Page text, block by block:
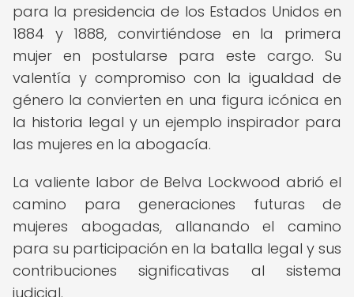
para la presidencia de los Estados Unidos en
1884 y 1888, convirtiéndose en la primera
mujer en postularse para este cargo. Su
valentía y compromiso con la igualdad de
género la convierten en una figura icónica en
la historia legal y un ejemplo inspirador para
las mujeres en la abogacía.
La valiente labor de Belva Lockwood abrió el
camino para generaciones futuras de
mujeres abogadas, allanando el camino
para su participación en la batalla legal y sus
contribuciones significativas al sistema
judicial.